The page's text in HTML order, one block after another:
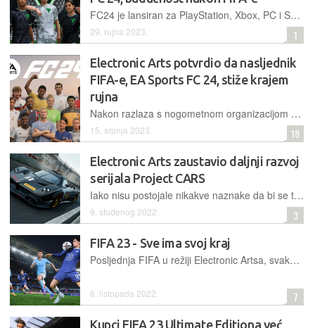
FC24 je lansiran za PlayStation, Xbox, PC i Switch. Dolazi s HyperMotion V tehnologijom koja koristi podatke iz stvarnog svijeta tako da se igrači kreću kao u stvarnom svijetu
29. rujna 2023. 1
Electronic Arts potvrdio da nasljednik
FIFA-e, EA Sports FC 24, stiže krajem
rujna
Nakon razlaza s nogometnom organizacijom FIFA, Electronic Arts užurbano radi na dovršavanju vlastitog nogometnog serijala EA Sports FC čiji prvi dio stiže 29. rujna
15. srpnja 2023. 18
Electronic Arts zaustavio daljnji razvoj
serijala Project CARS
Iako nisu postojale nikakve naznake da bi se to moglo dogoditi, Electronic Arts je objavio kako zaustavlja sve daljnje akcije i investicije vezane uz Project CARS
9. studenog 2022. 3
FIFA 23 - Sve ima svoj kraj
Posljednja FIFA u režiji Electronic Artsa, svakako je najmasivnije izdanje ovog serijala, no samo će zagriženi fanovi primijetiti razlike u odnosu na prethodnika, što postavlja pitanje isplativosti
6. listopada 2022. 7
Kupci FIFA 23 Ultimate Editiona već